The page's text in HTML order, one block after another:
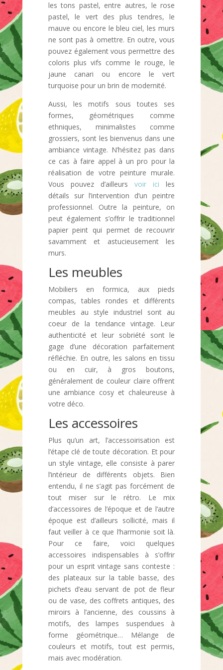
les tons pastel, entre autres, le rose
pastel, le vert des plus tendres, le
mauve ou encore le bleu ciel, les murs
ne sont pas à omettre. En outre, vous
pouvez également vous permettre des
coloris plus vifs comme le rouge, le
jaune canari ou encore le vert
turquoise pour un brin de modernité.
Aussi, les motifs sous toutes ses
formes, géométriques comme
ethniques, minimalistes comme
grossiers, sont les bienvenus dans une
ambiance vintage. N’hésitez pas dans
ce cas à faire appel à un pro pour la
réalisation de votre peinture murale.
Vous pouvez d’ailleursvoir ici les
détails sur l’intervention d’un peintre
professionnel. Outre la peinture, on
peut également s’offrir le traditionnel
papier peint qui permet de recouvrir
savamment et astucieusement les
murs.
Les meubles
Mobiliers en formica, aux pieds
compas, tables rondes et différents
meubles au style industriel sont au
coeur de la tendance vintage. Leur
authenticité et leur sobriété sont le
gage d’une décoration parfaitement
réfléchie. En outre, les salons en tissu
ou en cuir, à gros boutons,
généralement de couleur claire offrent
une ambiance cosy et chaleureuse à
votre déco.
Les accessoires
Plus qu’un art, l’accessoirisation est
l’étape clé de toute décoration. Et pour
un style vintage, elle consiste à parer
l’intérieur de différents objets. Bien
entendu, il ne s’agit pas forcément de
tout miser sur le rétro. Le mix
d’accessoires de l’époque et de l’autre
époque est d’ailleurs sollicité, mais il
faut veiller à ce que l’harmonie soit là.
Pour ce faire, voici quelques
accessoires indispensables à s’offrir
pour un esprit vintage sans conteste :
des plateaux sur la table basse, des
pichets d’eau servant de pot de fleur
ou de vase, des coffrets antiques, des
miroirs à l’ancienne, des coussins à
motifs, des lampes suspendues à
forme géométrique… Mélange de
couleurs et motifs, tout est permis,
mais avec modération.